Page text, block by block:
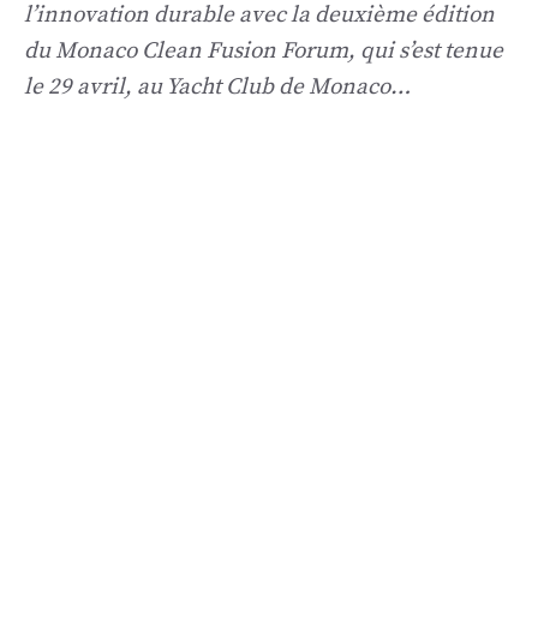
l’innovation durable avec la deuxième édition
du Monaco Clean Fusion Forum, qui s’est tenue
le 29 avril, au Yacht Club de Monaco…